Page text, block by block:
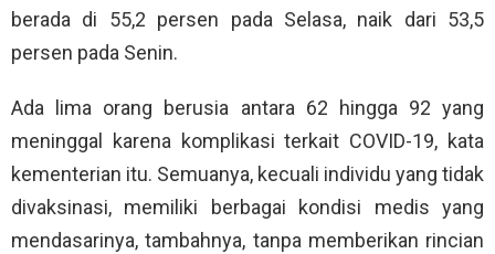
berada di 55,2 persen pada Selasa, naik dari 53,5
persen pada Senin.
Ada lima orang berusia antara 62 hingga 92 yang
meninggal karena komplikasi terkait COVID-19, kata
kementerian itu. Semuanya, kecuali individu yang tidak
divaksinasi, memiliki berbagai kondisi medis yang
mendasarinya, tambahnya, tanpa memberikan rincian